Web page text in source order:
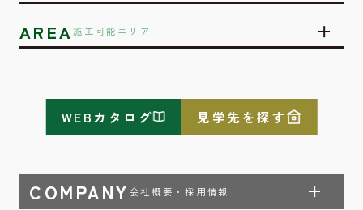
AREA施工可能エリア
COMPANY 会社概要・採用情報
WEBカタログ 見学先を探す